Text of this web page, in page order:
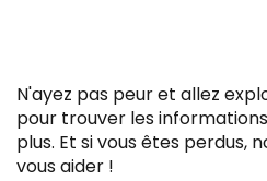
N'ayez pas peur et allez
pour trouver les
plus. Et si vous êtes perdus,
vous aider !